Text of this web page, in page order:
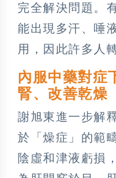
完全解決問題。
能出現多汗、唾
用，因此許多人
內服中藥對
腎、改善乾燥
謝旭東進一步解
於「燥症」的範
陰虛和津液虧損